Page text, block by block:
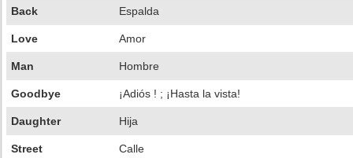
Back Espalda
Love Amor
Man Hombre
Goodbye ¡Adiós ! ; ¡Hasta la vista!
Daughter Hija
Street Calle